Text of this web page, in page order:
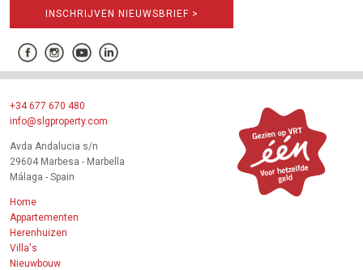
INSCHRIJVEN NIEUWSBRIEF >
+34 677 670 480
info@slgproperty.com
Avda Andalucia s/n
29604 Marbesa - Marbella
Málaga - Spain
Home
Appartementen
Herenhuizen
Villa's
Nieuwbouw